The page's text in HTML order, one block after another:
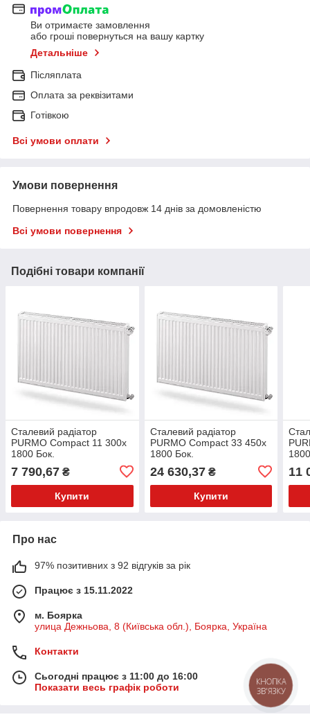
Ви отримаєте замовлення
або гроші повернуться на вашу картку
Детальніше
Післяплата
Оплата за реквізитами
Готівкою
Всі умови оплати
Умови повернення
Повернення товару впродовж 14 днів за домовленістю
Всі умови повернення
Подібні товари компанії
Сталевий радіатор
PURMO Compact 11 300x
1800 Бок.
7 790,67 ₴
Купити
Сталевий радіатор
PURMO Compact 33 450х
1800 Бок.
24 630,37₴
Купити
11
Про нас
97% позитивних з 92 відгуків за рік
Працює з 15.11.2022
м. Боярка
улица Дежньова, 8 (Київська обл.), Боярка, Україна
Контакти
Сьогодні працює з 11:00 до 16:00
Показати весь графік роботи
КНОПКА
ЗВ'ЯЗКУ